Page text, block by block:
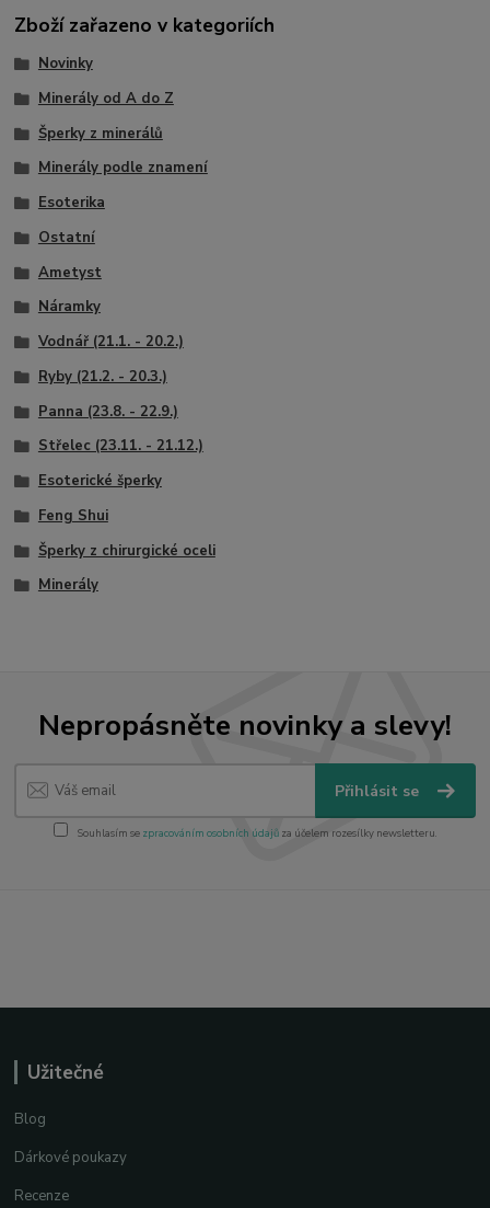
Zboží zařazeno v kategoriích
Novinky
Minerály od A do Z
Šperky z minerálů
Minerály podle znamení
Esoterika
Ostatní
Ametyst
Náramky
Vodnář (21.1. - 20.2.)
Ryby (21.2. - 20.3.)
Panna (23.8. - 22.9.)
Střelec (23.11. - 21.12.)
Esoterické šperky
Feng Shui
Šperky z chirurgické oceli
Minerály
Nepropásněte novinky a slevy!
Přihlásit se
Souhlasím se zpracováním osobních údajůza účelem rozesílky newsletteru.
Užitečné
Blog
Dárkové poukazy
Recenze